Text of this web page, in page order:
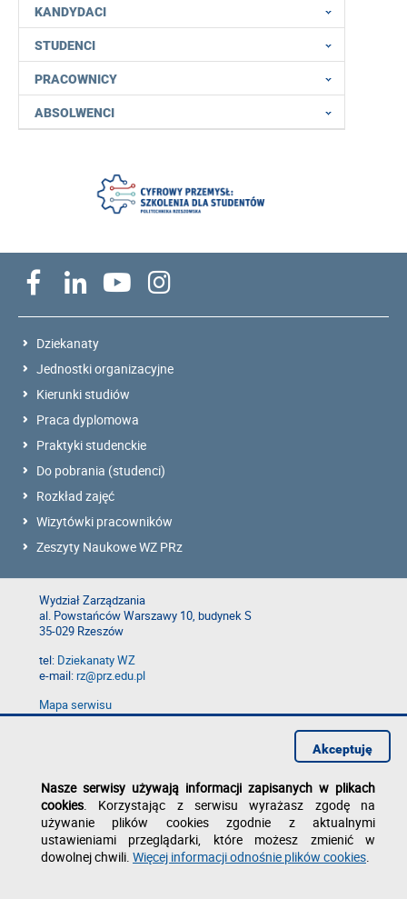
KANDYDACI
STUDENCI
PRACOWNICY
ABSOLWENCI
Dziekanaty
Jednostki organizacyjne
Kierunki studiów
Praca dyplomowa
Praktyki studenckie
Do pobrania (studenci)
Rozkład zajęć
Wizytówki pracowników
Zeszyty Naukowe WZ PRz
Wydział Zarządzania
al. Powstańców Warszawy 10, budynek S
35-029 Rzeszów
tel: Dziekanaty WZ
e-mail:rz@prz.edu.pl
Mapa serwisu
Deklaracja dostępności
Nasze serwisy używają informacji zapisanych w plikach
cookies. Korzystając z serwisu wyrażasz zgodę na
używanie plików cookies zgodnie z aktualnymi
ustawieniami przeglądarki, które możesz zmienić w
dowolnej chwili. Więcej informacji odnośnie plików cookies.
Akceptuję